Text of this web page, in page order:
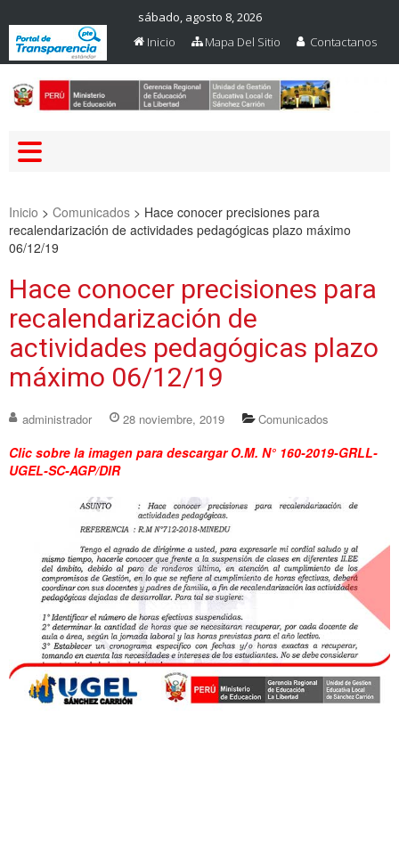
sábado, agosto 8, 2026
Inicio
Mapa Del Sitio Contactanos
Inicio > Comunicados > Hace conocer precisiones para
recalendarización de actividades pedagógicas plazo máximo
06/12/19
Hace conocer precisiones para
recalendarización de
actividades pedagógicas plazo
máximo 06/12/19
administrador 28 noviembre, 2019 Comunicados
Clic sobre la imagen para descargar O.M. N° 160-2019-GRLL-
UGEL-SC-AGP/DIR